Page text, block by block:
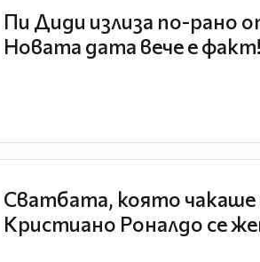
Пи Диди излиза по-рано
Новата дата вече е
Сватбата, която чакаше
Кристиано Роналдо се